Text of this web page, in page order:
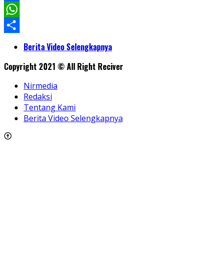
Facebook
WhatsApp
ShareBerita Video Selengkapnya
Copyright 2021 © All Right Reciver
Nirmedia
Redaksi
Tentang Kami
Berita Video Selengkapnya